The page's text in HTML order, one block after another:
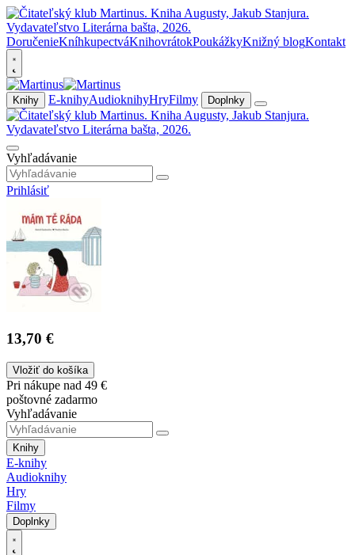
DoručenieKníhkupectváKnihovrátokPoukážkyKnižný blogKontakt
Knihy E-knihyAudioknihyHryFilmy Doplnky
Vyhľadávanie
Prihlásiť
13,70 €
Vložiť do košíka
Pri nákupe nad 49 €
poštovné zadarmo
Vyhľadávanie
Knihy
E-knihy
Audioknihy
Hry
Filmy
Doplnky